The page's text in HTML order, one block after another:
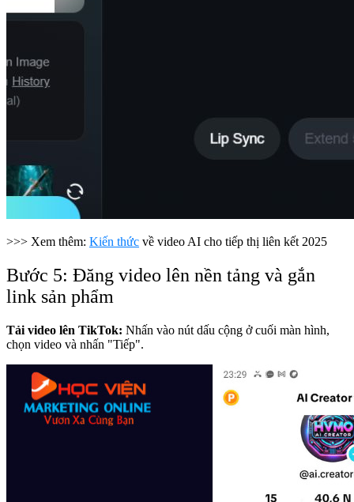
>>> Xem thêm: Kiến thức về video AI cho tiếp thị liên kết 2025
Bước 5: Đăng video lên nền tảng và gắn
link sản phẩm
Tải video lên TikTok: Nhấn vào nút dấu cộng ở cuối màn hình,
chọn video và nhấn "Tiếp".